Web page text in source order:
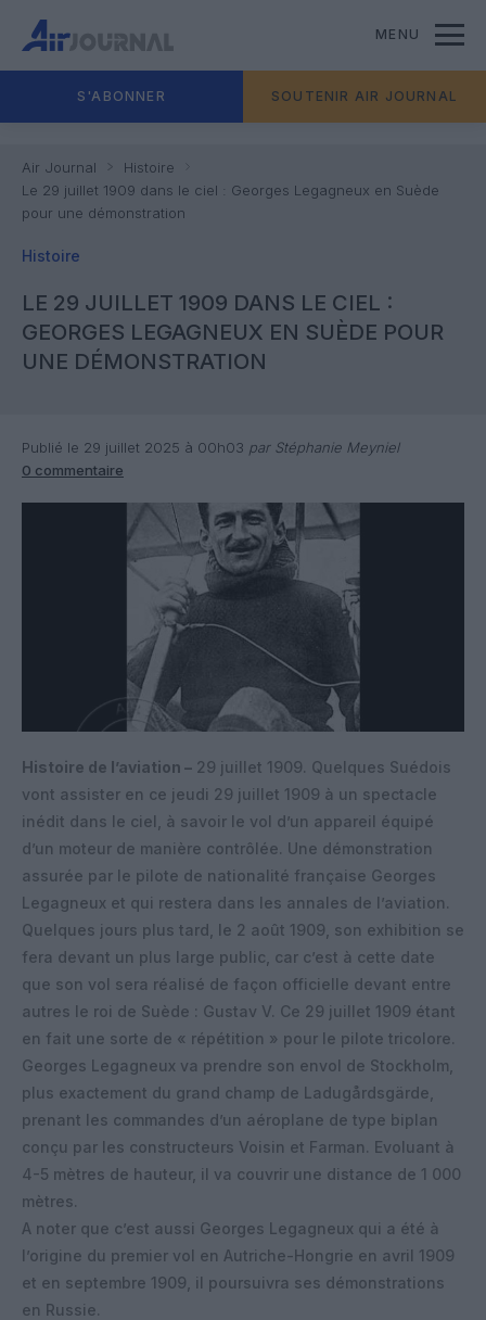
MENU
S'ABONNER SOUTENIR AIR JOURNAL
Air Journal
Histoire
Le 29 juillet 1909 dans le ciel : Georges Legagneux en Suède
pour une démonstration
Histoire
LE 29 JUILLET 1909 DANS LE CIEL :
GEORGES LEGAGNEUX EN SUÈDE POUR
UNE DÉMONSTRATION
Publié le 29 juillet 2025 à 00h03 par Stéphanie Meyniel
0 commentaire
Histoire de l’aviation – 29 juillet 1909. Quelques Suédois
vont assister en ce jeudi 29 juillet 1909 à un spectacle
inédit dans le ciel, à savoir le vol d’un appareil équipé
d’un moteur de manière contrôlée. Une démonstration
assurée par le pilote de nationalité française Georges
Legagneux et qui restera dans les annales de l’aviation.
Quelques jours plus tard, le 2 août 1909, son exhibition se
fera devant un plus large public, car c’est à cette date
que son vol sera réalisé de façon officielle devant entre
autres le roi de Suède : Gustav V. Ce 29 juillet 1909 étant
en fait une sorte de « répétition » pour le pilote tricolore.
Georges Legagneux va prendre son envol de Stockholm,
plus exactement du grand champ de Ladugårdsgärde,
prenant les commandes d’un aéroplane de type biplan
conçu par les constructeurs Voisin et Farman. Evoluant à
4-5 mètres de hauteur, il va couvrir une distance de 1 000
mètres.
A noter que c’est aussi Georges Legagneux qui a été à
l’origine du premier vol en Autriche-Hongrie en avril 1909
et en septembre 1909, il poursuivra ses démonstrations
en Russie.